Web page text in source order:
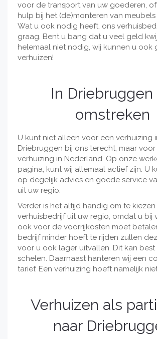
voor de transport van uw goederen,
hulp bij het (de)monteren van meubels
Wat u ook nodig heeft, ons
graag. Bent u bang dat u veel geld
helemaal niet nodig, wij kunnen u ook
verhuizen!
In Driebruggen
omstreken
U kunt niet alleen voor een verhuizing
Driebruggen bij ons terecht, maar
verhuizing in Nederland. Op onze
pagina, kunt wij allemaal actief zijn. U
op degelijk advies en goede service
uit uw regio.
Verder is het altijd handig om te
verhuisbedrijf uit uw regio, omdat u bij
ook voor de voorrijkosten moet
bedrijf minder hoeft te rijden zullen
voor u ook lager uitvallen. Dit kan
schelen. Daarnaast hanteren wij een
tarief. Een verhuizing hoeft namelijk
Verhuizen als
naar